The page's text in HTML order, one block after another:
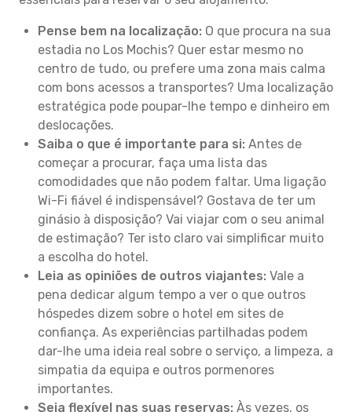
Pense bem na localização: O que procura na sua
estadia no Los Mochis? Quer estar mesmo no
centro de tudo, ou prefere uma zona mais calma
com bons acessos a transportes? Uma localização
estratégica pode poupar-lhe tempo e dinheiro em
deslocações.
Saiba o que é importante para si: Antes de
começar a procurar, faça uma lista das
comodidades que não podem faltar. Uma ligação
Wi-Fi fiável é indispensável? Gostava de ter um
ginásio à disposição? Vai viajar com o seu animal
de estimação? Ter isto claro vai simplificar muito
a escolha do hotel.
Leia as opiniões de outros viajantes: Vale a
pena dedicar algum tempo a ver o que outros
hóspedes dizem sobre o hotel em sites de
confiança. As experiências partilhadas podem
dar-lhe uma ideia real sobre o serviço, a limpeza, a
simpatia da equipa e outros pormenores
importantes.
Seja flexível nas suas reservas: Às vezes, os